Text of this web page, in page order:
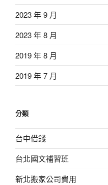
2023 年 9 月
2023 年 8 月
2019 年 8 月
2019 年 7 月
分類
台中借錢
台北國文補習班
新北搬家公司費用